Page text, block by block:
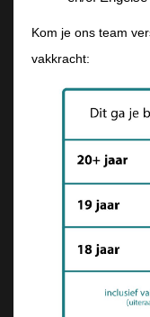
Kom je ons team
vakkracht: